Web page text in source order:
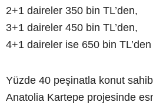
2+1 daireler 350 bin TL’den,
3+1 daireler 450 bin TL’den,
4+1 daireler ise 650 bin TL’den
Yüzde 40 peşinatla konut
Anatolia Kartepe projesinde